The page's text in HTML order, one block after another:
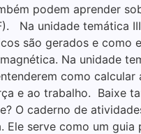
podem aprender
Na unidade temática
são gerados e como
Na unidade
como calcular
e ao trabalho. Baixe
O caderno de
Ele serve como um guia